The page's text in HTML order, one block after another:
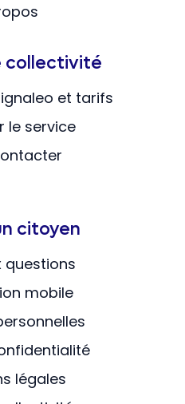
collectivité
et tarifs
le service
citoyen
questions
mobile
légales